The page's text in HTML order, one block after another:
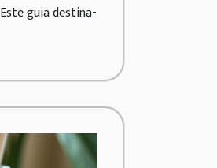
guia destina-